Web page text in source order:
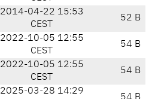
2014-04-22 15:53
CEST
52 B
2022-10-05 12:55
CEST
54 B
2022-10-05 12:55
CEST
54 B
2025-03-28 14:29